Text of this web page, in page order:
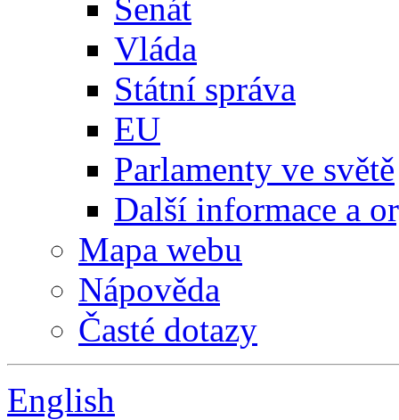
Senát
Vláda
Státní správa
EU
Parlamenty ve světě
Další informace a
Mapa webu
Nápověda
Časté dotazy
English